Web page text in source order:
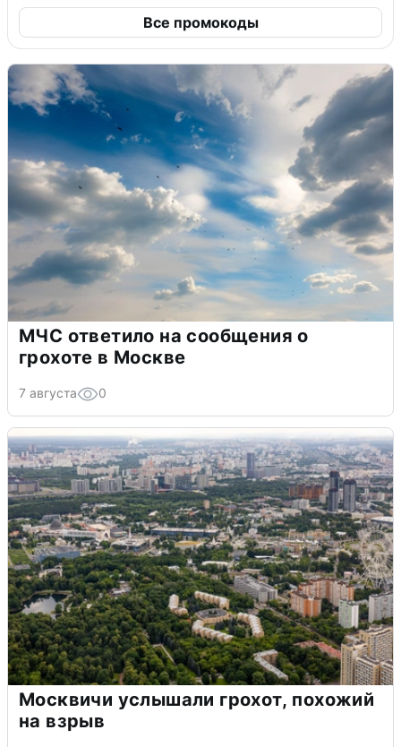
Все промокоды
МЧС ответило на сообщения о
грохоте в Москве
7 августа 0
Москвичи услышали грохот, похожий
на взрыв